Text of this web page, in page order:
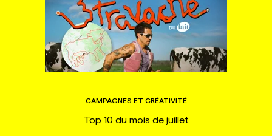
CAMPAGNES ET CRÉATIVITÉ
Top 10 du mois de juillet